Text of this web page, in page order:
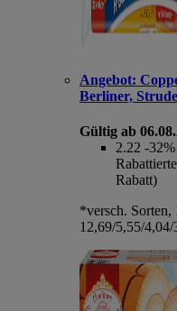
Angebot:
Berliner,
Gültig ab
2.22 -32%
Rabatt)
*versch.
12,69/5,55/4,04/